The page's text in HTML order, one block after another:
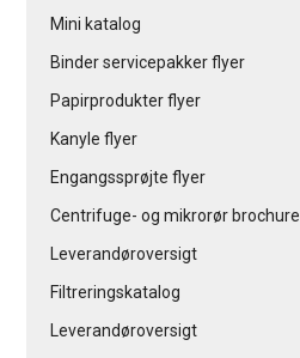
Mini katalog
Binder servicepakker flyer
Papirprodukter flyer
Kanyle flyer
Engangssprøjte flyer
Centrifuge- og mikrorør brochure
Leverandøroversigt
Filtreringskatalog
Leverandøroversigt